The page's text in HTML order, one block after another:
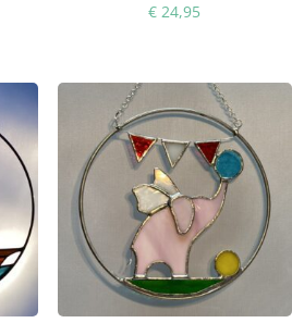
€ 24,95